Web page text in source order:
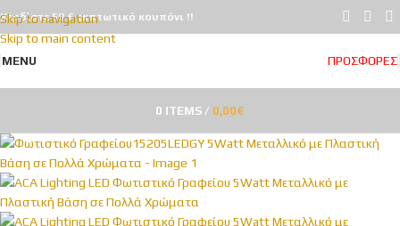
Skip to navigation
Skip to main content
Κερδίστε 50 € εκπτωτικό κουπόνι !!
MENU ΠΡΟΣΦΟΡΕΣ
0 ITEMS / 0,00€